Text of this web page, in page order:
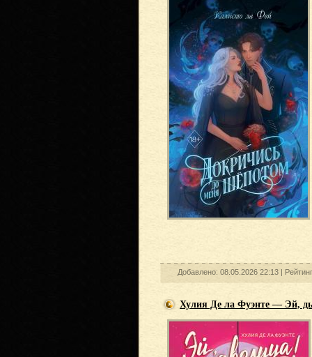
Добавлено: 08.05.2026 22:13 |
Хулия Де ла Фуэнте — Эй,